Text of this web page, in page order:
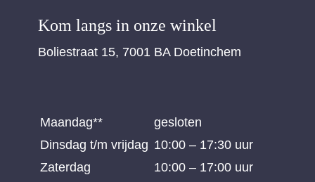
Kom langs in onze winkel
Boliestraat 15, 7001 BA Doetinchem
Maandag**
gesloten
Dinsdag t/m vrijdag 10:00 – 17:30 uur
Zaterdag
10:00 – 17:00 uur